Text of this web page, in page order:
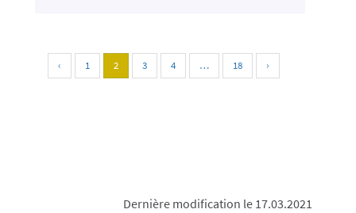
‹ 1 2 3 4 … 18 ›
Dernière modification le 17.03.2021